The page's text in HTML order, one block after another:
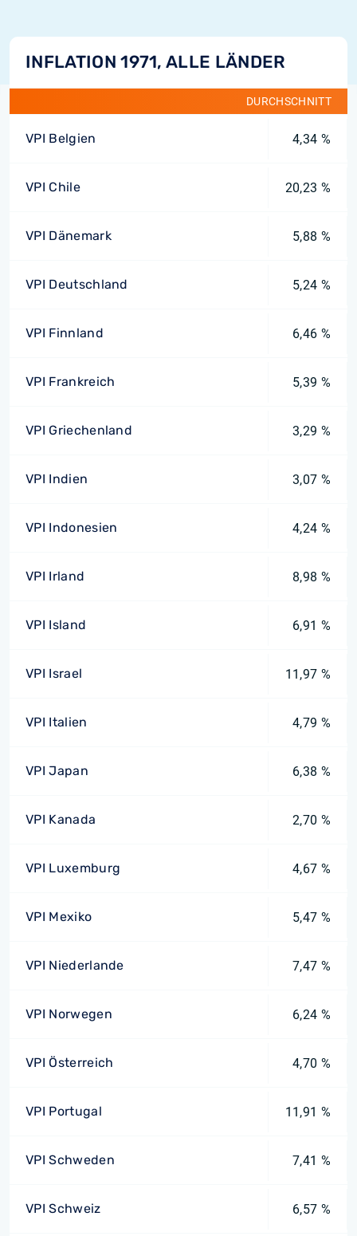
INFLATION 1971, ALLE LÄNDER
DURCHSCHNITT
VPI Belgien 4,34 %
VPI Chile 20,23 %
VPI Dänemark 5,88 %
VPI Deutschland 5,24 %
VPI Finnland 6,46 %
VPI Frankreich 5,39 %
VPI Griechenland 3,29 %
VPI Indien 3,07 %
VPI Indonesien 4,24 %
VPI Irland 8,98 %
VPI Island 6,91 %
VPI Israel 11,97 %
VPI Italien 4,79 %
VPI Japan 6,38 %
VPI Kanada 2,70 %
VPI Luxemburg 4,67 %
VPI Mexiko 5,47 %
VPI Niederlande 7,47 %
VPI Norwegen 6,24 %
VPI Österreich 4,70 %
VPI Portugal 11,91 %
VPI Schweden 7,41 %
VPI Schweiz 6,57 %